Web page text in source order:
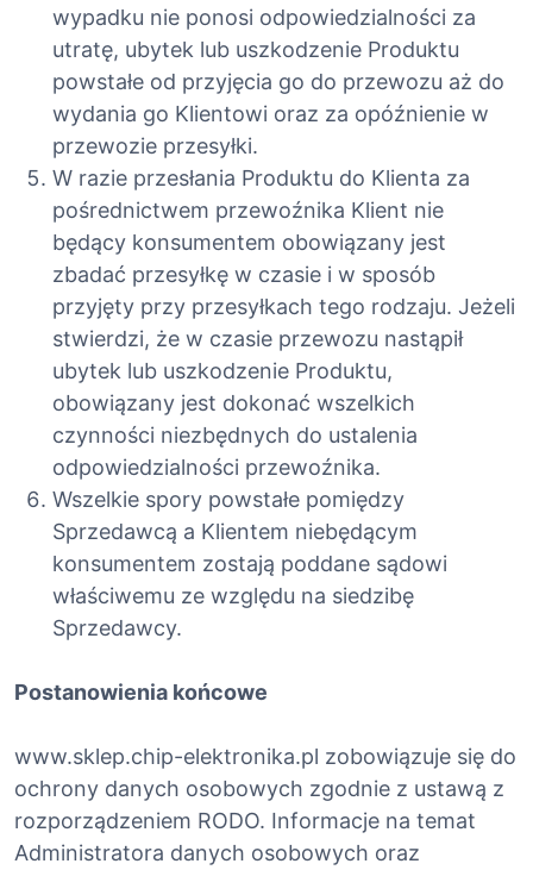
wypadku nie ponosi odpowiedzialności za
utratę, ubytek lub uszkodzenie Produktu
powstałe od przyjęcia go do przewozu aż do
wydania go Klientowi oraz za opóźnienie w
przewozie przesyłki.
W razie przesłania Produktu do Klienta za
pośrednictwem przewoźnika Klient nie
będący konsumentem obowiązany jest
zbadać przesyłkę w czasie i w sposób
przyjęty przy przesyłkach tego rodzaju. Jeżeli
stwierdzi, że w czasie przewozu nastąpił
ubytek lub uszkodzenie Produktu,
obowiązany jest dokonać wszelkich
czynności niezbędnych do ustalenia
odpowiedzialności przewoźnika.
Wszelkie spory powstałe pomiędzy
Sprzedawcą a Klientem niebędącym
konsumentem zostają poddane sądowi
właściwemu ze względu na siedzibę
Sprzedawcy.
Postanowienia końcowe
www.sklep.chip-elektronika.pl zobowiązuje się do
ochrony danych osobowych zgodnie z ustawą z
rozporządzeniem RODO. Informacje na temat
Administratora danych osobowych oraz